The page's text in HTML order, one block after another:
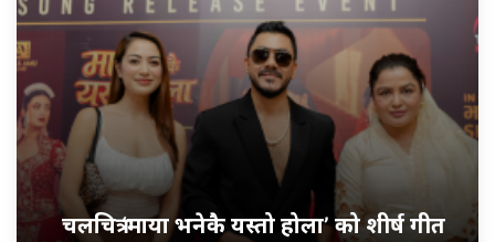
चलचित्र ‘माया भनेकै यस्तो होला’ को शीर्ष गीत